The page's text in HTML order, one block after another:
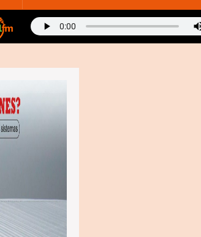
Cabrera inaugura aceras, contenes